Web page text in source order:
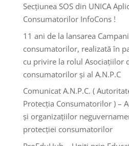
Secțiunea SOS din UNICA
Consumatorilor InfoCons !
11 ani de la lansarea
consumatorilor, realizată în
cu privire la rolul Asociațiilor
consumatorilor și al A.N.P.C
Comunicat A.N.P.C. (
Protecția Consumatorilor ) –
și organizațiilor
protecției consumatorilor